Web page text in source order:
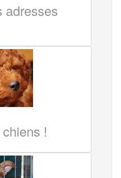
adresses
!